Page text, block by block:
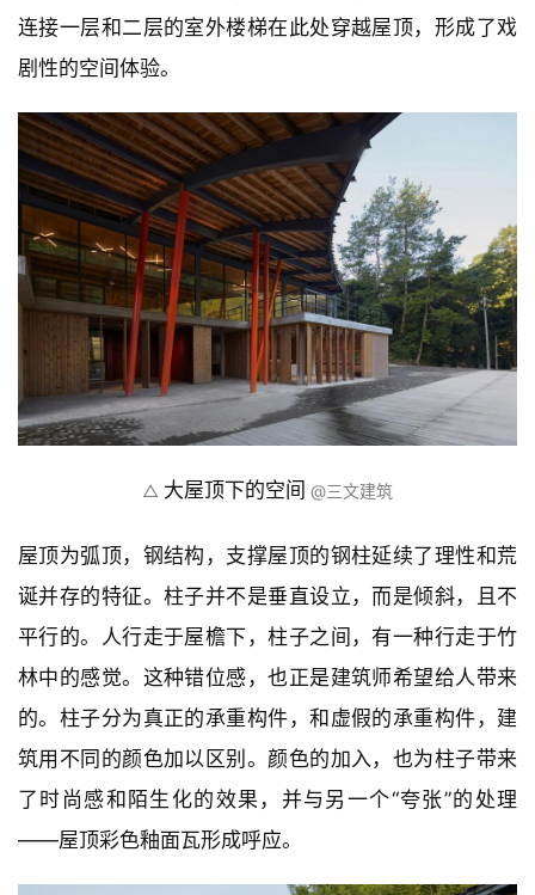
剧性的空间体验。
△ 大屋顶下的空间 @三文建筑
诞并存的特征。柱子并不是垂直设立，而是倾斜，且不
平行的。人行走于屋檐下，柱子之间，有一种行走于竹
林中的感觉。这种错位感，也正是建筑师希望给人带来
的。柱子分为真正的承重构件，和虚假的承重构件，建
筑用不同的颜色加以区别。颜色的加入，也为柱子带来
了时尚感和陌生化的效果，并与另一个“夸张”的处理
——屋顶彩色釉面瓦形成呼应。